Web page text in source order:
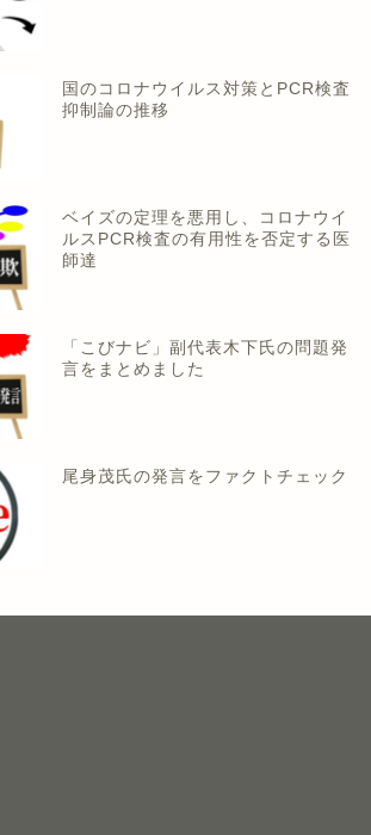
国のコロナウイルス対策とPCR検査
抑制論の推移
ベイズの定理を悪用し、コロナウイ
ルスPCR検査の有用性を否定する医
師達
「こびナビ」副代表木下氏の問題発
言をまとめました
尾身茂氏の発言をファクトチェック